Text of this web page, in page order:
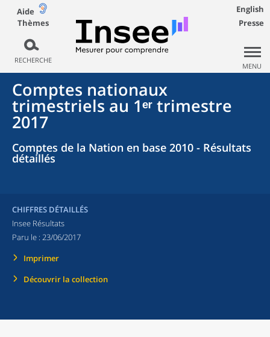
Aide
Thèmes
RECHERCHE
English
Presse
MENU
Comptes nationaux
trimestriels au 1ᵉʳ trimestre
2017
Comptes de la Nation en base 2010 - Résultats
détaillés
CHIFFRES DÉTAILLÉS
Insee Résultats
Paru le : 23/06/2017
Imprimer
Découvrir la collection